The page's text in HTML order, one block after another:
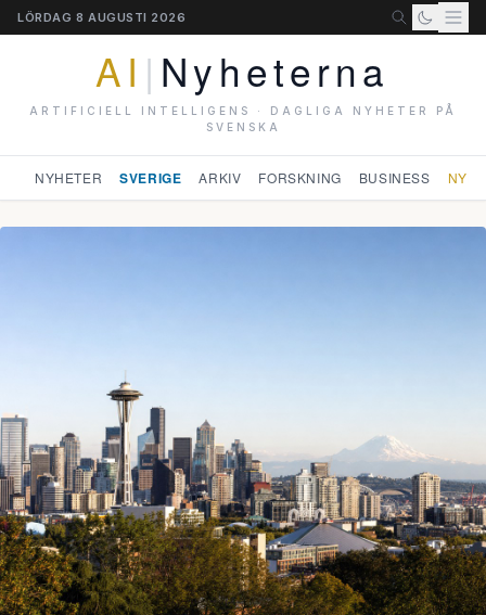
LÖRDAG 8 AUGUSTI 2026
AI | Nyheterna
ARTIFICIELL INTELLIGENS · DAGLIGA NYHETER PÅ
SVENSKA
NYHETER SVERIGE ARKIV FORSKNING BUSINESS